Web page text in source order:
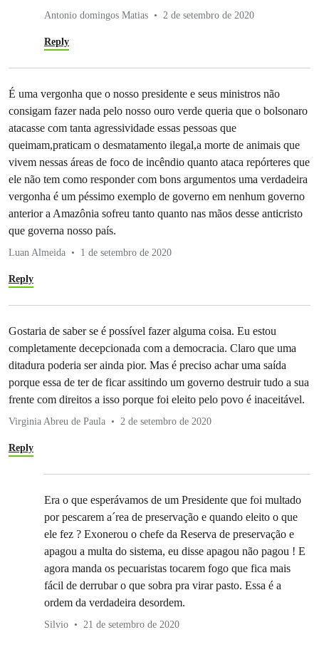
Antonio domingos Matias 2 de setembro de 2020
Reply
É uma vergonha que o nosso presidente e seus ministros não
consigam fazer nada pelo nosso ouro verde queria que o bolsonaro
atacasse com tanta agressividade essas pessoas que
queimam,praticam o desmatamento ilegal,a morte de animais que
vivem nessas áreas de foco de incêndio quanto ataca repórteres que
ele não tem como responder com bons argumentos uma verdadeira
vergonha é um péssimo exemplo de governo em nenhum governo
anterior a Amazônia sofreu tanto quanto nas mãos desse anticristo
que governa nosso país.
Luan Almeida 1 de setembro de 2020
Reply
Gostaria de saber se é possível fazer alguma coisa. Eu estou
completamente decepcionada com a democracia. Claro que uma
ditadura poderia ser ainda pior. Mas é preciso achar uma saída
porque essa de ter de ficar assitindo um governo destruir tudo a sua
frente com direitos a isso porque foi eleito pelo povo é inaceitável.
Virginia Abreu de Paula 2 de setembro de 2020
Reply
Era o que esperávamos de um Presidente que foi multado
por pescarem a´rea de preservação e quando eleito o que
ele fez ? Exonerou o chefe da Reserva de preservação e
apagou a multa do sistema, eu disse apagou não pagou ! E
agora manda os pecuaristas tocarem fogo que fica mais
fácil de derrubar o que sobra pra virar pasto. Essa é a
ordem da verdadeira desordem.
Silvio 21 de setembro de 2020